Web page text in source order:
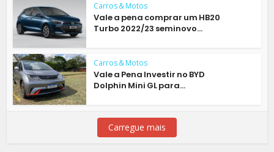
Carros & Motos
Vale a pena comprar um HB20
Turbo 2022/23 seminovo...
Carros & Motos
Vale a Pena Investir no BYD
Dolphin Mini GL para...
Carregue mais